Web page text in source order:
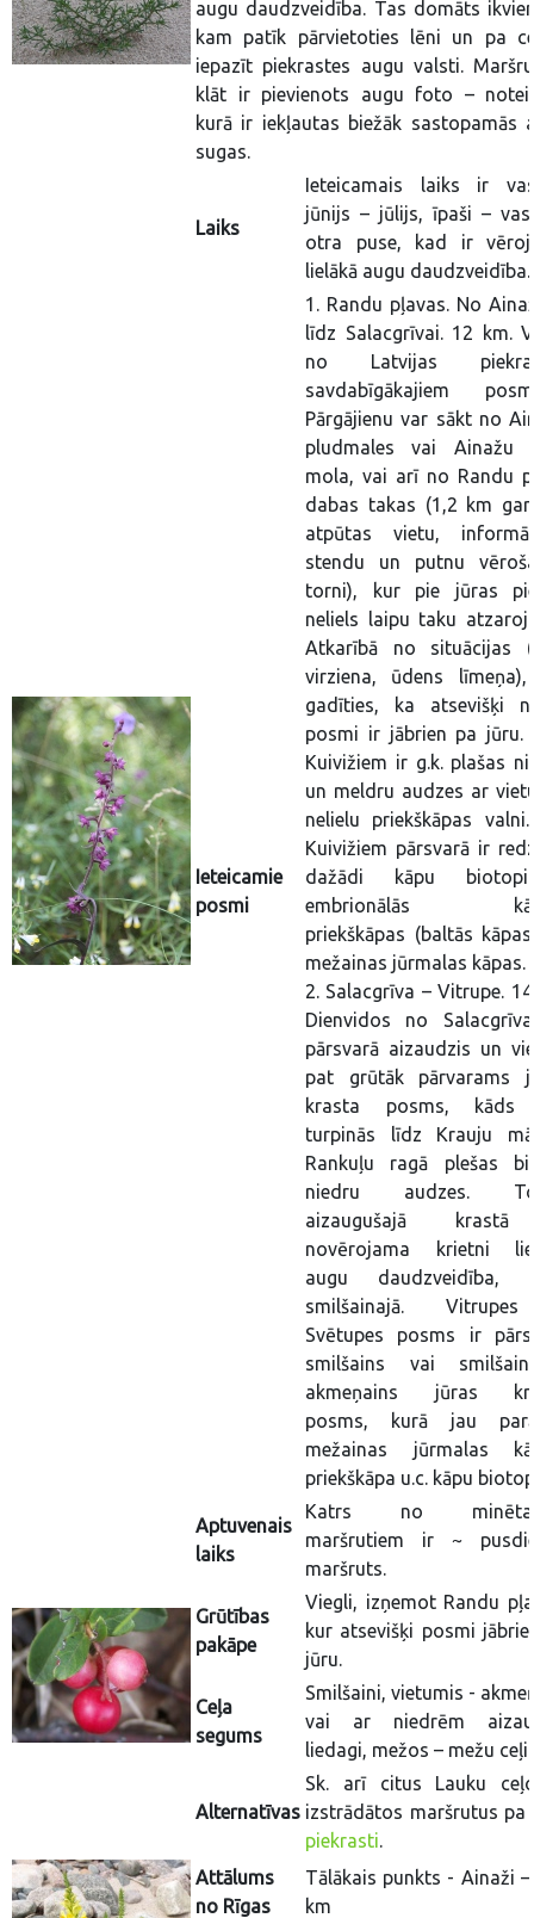
augu daudzveidība. Tas domāts
kam patīk pārvietoties lēni un pa
iepazīt piekrastes augu valsti.
klāt ir pievienots augu foto –
kurā ir iekļautas biežāk sastopamās
sugas.
Laiks
Ieteicamais laiks ir
jūnijs – jūlijs, īpaši –
otra puse, kad ir
lielākā augu daudzveidība.
Ieteicamie
posmi
1. Randu pļavas. No
līdz Salacgrīvai. 12 km.
no Latvijas
savdabīgākajiem
Pārgājienu var sākt no
pludmales vai Ainažu
mola, vai arī no Randu
dabas takas (1,2 km
atpūtas vietu,
stendu un putnu
torni), kur pie jūras
neliels laipu taku
Atkarībā no situācijas
virziena, ūdens
gadīties, ka atsevišķi
posmi ir jābrien pa jūru.
Kuivižiem ir g.k. plašas
un meldru audzes ar
nelielu priekškāpas
Kuivižiem pārsvarā ir
dažādi kāpu
embrionālās
priekškāpas (baltās
mežainas jūrmalas kāpas.
2. Salacgrīva – Vitrupe.
Dienvidos no
pārsvarā aizaudzis un
pat grūtāk pārvarams
krasta posms, kāds
turpinās līdz Krauju
Rankuļu ragā plešas
niedru audzes.
aizaugušajā
novērojama krietni
augu daudzveidība,
smilšainajā.
Svētupes posms ir
smilšains vai
akmeņains jūras
posms, kurā jau
mežainas jūrmalas
priekškāpa u.c. kāpu
Aptuvenais
laiks
Katrs no
maršrutiem ir ~
maršruts.
Grūtības
pakāpe
Viegli, izņemot Randu
kur atsevišķi posmi
jūru.
Ceļa
segums
Smilšaini, vietumis -
vai ar niedrēm
liedagi, mežos – mežu ceļi.
Alternatīvas
Sk. arī citus Lauku
izstrādātos maršrutus pa
piekrasti.
Attālums
no Rīgas
Tālākais punkts - Ainaži
km